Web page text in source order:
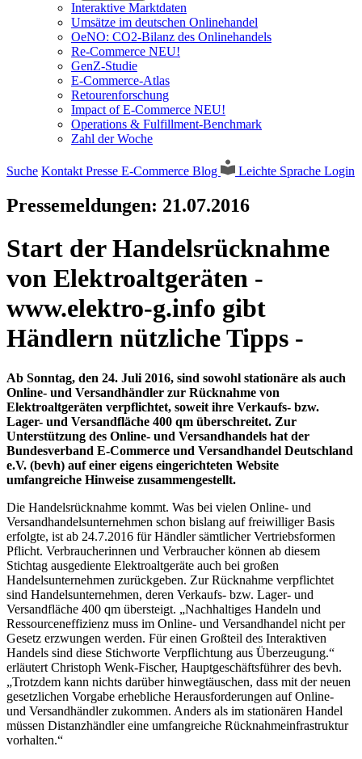
Interaktive Marktdaten
Umsätze im deutschen Onlinehandel
OeNO: CO2-Bilanz des Onlinehandels
Re-Commerce NEU!
GenZ-Studie
E-Commerce-Atlas
Retourenforschung
Impact of E-Commerce NEU!
Operations & Fulfillment-Benchmark
Zahl der Woche
Suche Kontakt Presse E-Commerce Blog Leichte Sprache Login
Pressemeldungen: 21.07.2016
Start der Handelsrücknahme
von Elektroaltgeräten -
www.elektro-g.info gibt
Händlern nützliche Tipps -
Ab Sonntag, den 24. Juli 2016, sind sowohl stationäre als auch
Online- und Versandhändler zur Rücknahme von
Elektroaltgeräten verpflichtet, soweit ihre Verkaufs- bzw.
Lager- und Versandfläche 400 qm überschreitet. Zur
Unterstützung des Online- und Versandhandels hat der
Bundesverband E-Commerce und Versandhandel Deutschland
e.V. (bevh) auf einer eigens eingerichteten Website
umfangreiche Hinweise zusammengestellt.
Die Handelsrücknahme kommt. Was bei vielen Online- und
Versandhandelsunternehmen schon bislang auf freiwilliger Basis
erfolgte, ist ab 24.7.2016 für Händler sämtlicher Vertriebsformen
Pflicht. Verbraucherinnen und Verbraucher können ab diesem
Stichtag ausgediente Elektroaltgeräte auch bei großen
Handelsunternehmen zurückgeben. Zur Rücknahme verpflichtet
sind Handelsunternehmen, deren Verkaufs- bzw. Lager- und
Versandfläche 400 qm übersteigt. „Nachhaltiges Handeln und
Ressourceneffizienz muss im Online- und Versandhandel nicht per
Gesetz erzwungen werden. Für einen Großteil des Interaktiven
Handels sind diese Stichworte Verpflichtung aus Überzeugung.“
erläutert Christoph Wenk-Fischer, Hauptgeschäftsführer des bevh.
„Trotzdem kann nichts darüber hinwegtäuschen, dass mit der neuen
gesetzlichen Vorgabe erhebliche Herausforderungen auf Online-
und Versandhändler zukommen. Anders als im stationären Handel
müssen Distanzhändler eine umfangreiche Rücknahmeinfrastruktur
vorhalten.“